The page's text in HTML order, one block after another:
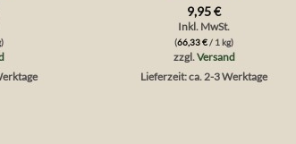
Bewertet
mit
von
5
9,95€
Inkl. MwSt.
(66,33€/ 1 kg)
zzgl. Versand
Lieferzeit: ca. 2-3 Werktage